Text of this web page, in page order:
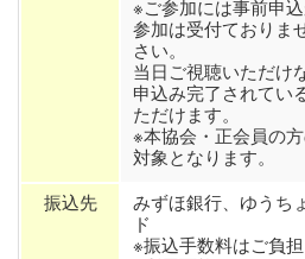
※ご参加には事前申
参加は受付ておりま
さい。
当日ご視聴いただけ
申込み完了されてい
ただけます。
※本協会・正会員の
対象となります。
振込先
みずほ銀行、ゆうち
ド
※振込手数料はご負